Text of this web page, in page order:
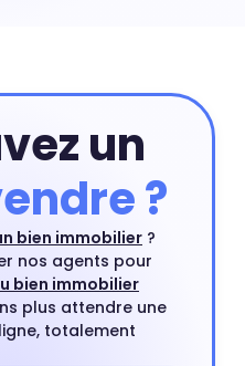
engagement.
Estimer
un
?
bien immobilier ?
nos agents pour
bien immobilier
plus attendre une
totalement